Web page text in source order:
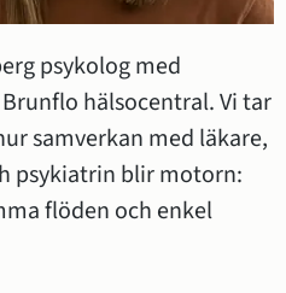
psykolog med
hälsocentral. Vi tar
samverkan med läkare,
psykiatrin blir motorn:
flöden och enkel